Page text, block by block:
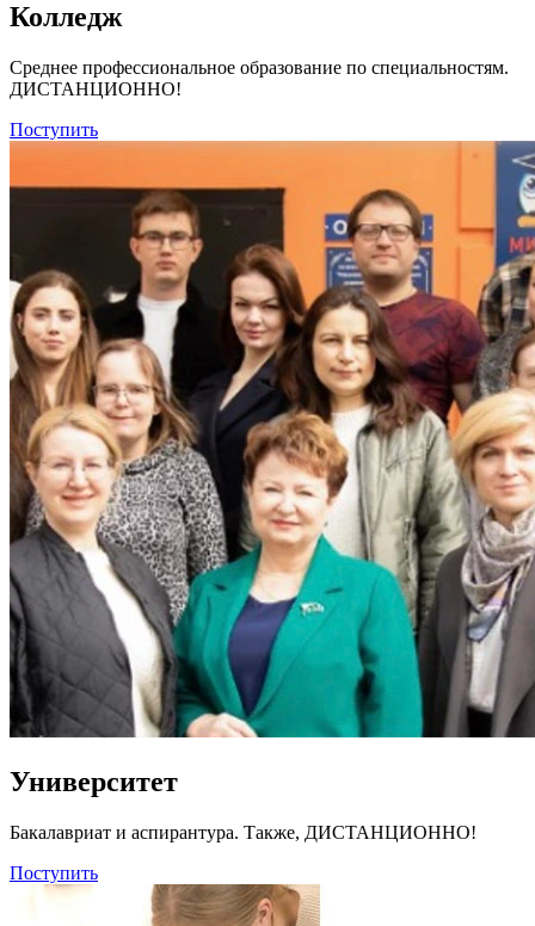
Колледж
Среднее профессиональное образование по специальностям.
ДИСТАНЦИОННО!
Поступить
Университет
Бакалавриат и аспирантура. Также, ДИСТАНЦИОННО!
Поступить